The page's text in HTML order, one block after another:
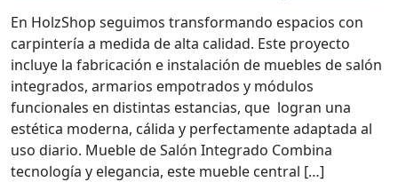
En HolzShop seguimos transformando espacios con
carpintería a medida de alta calidad. Este proyecto
incluye la fabricación e instalación de muebles de salón
integrados, armarios empotrados y módulos
funcionales en distintas estancias, que logran una
estética moderna, cálida y perfectamente adaptada al
uso diario. Mueble de Salón Integrado Combina
tecnología y elegancia, este mueble central […]